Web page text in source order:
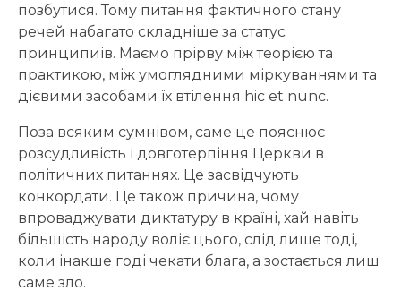
позбутися. Тому питання фактичного стану
речей набагато складніше за статус
принципиів. Маємо прірву між теорією та
практикою, між умоглядними міркуваннями та
дієвими засобами їх втілення hic et nunc.
Поза всяким сумнівом, саме це пояснює
розсудливість і довготерпіння Церкви в
політичних питаннях. Це засвідчують
конкордати. Це також причина, чому
впроваджувати диктатуру в країні, хай навіть
більшість народу воліє цього, слід лише тоді,
коли інакше годі чекати блага, а зостається лиш
саме зло.